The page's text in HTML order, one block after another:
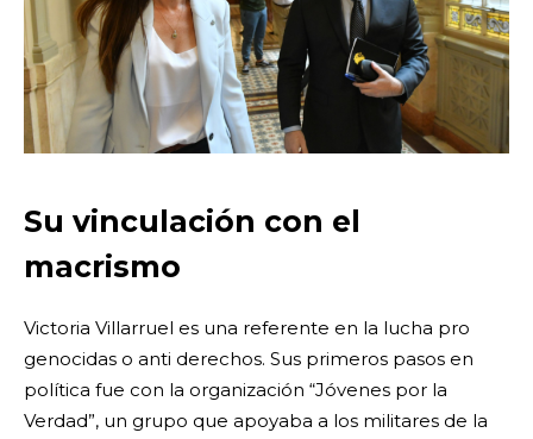
Su vinculación con el
macrismo
Victoria Villarruel es una referente en la lucha pro
genocidas o anti derechos. Sus primeros pasos en
política fue con la organización “Jóvenes por la
Verdad”, un grupo que apoyaba a los militares de la